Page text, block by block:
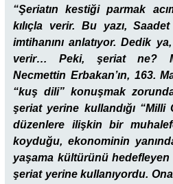
“Şeriatın kestiği parmak
kılıçla verir. Bu yazı,
imtihanını anlatıyor. Dedik
verir… Peki, şeriat ne?
Necmettin Erbakan’ın, 163.
“kuş dili” konuşmak
şeriat yerine kullandığı
düzenlere ilişkin bir
koyduğu, ekonominin
yaşama kültürünü
şeriat yerine kullanıyordu.